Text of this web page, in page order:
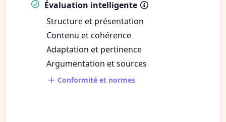
Évaluation intelligente
Structure et présentation
Contenu et cohérence
Adaptation et pertinence
Argumentation et sources
Conformité et normes